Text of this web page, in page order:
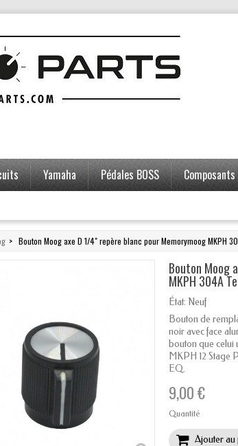
Yamaha Pédales BOSS
> Bouton Moog axe D 1/4" repère blanc pour Memorymoog MKPH
Bouton Moog
MKPH 304A
État: Neuf
Bouton de
noir avec face
bouton que celui
MKPH 12 Stage
EQ.
9,00 €
Quantité
Ajouter au